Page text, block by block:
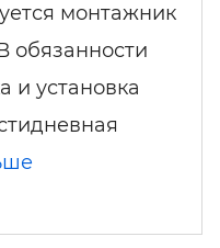
монтажник
обязанности
и установка